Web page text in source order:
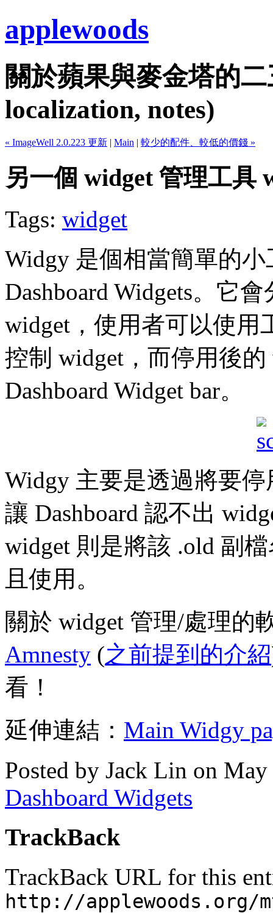
applewoods
關於蘋果與麥金塔的
localization, notes)
« ImageWell 2.0.223 更新 | Main | 較少的配件、較低的價錢 »
另一個 widget 管理工具
Tags: widget
Widgy 是個相當簡單的
Dashboard Widgets。它
widget，使用者可以使
控制 widget，而停用後
Dashboard Widget bar。
Widgy 主要是透過將要
讓 Dashboard 認不出
widget 則是將該 .old 副
且使用。
關於 widget 管理/處理的
Amnesty (之前提到的介紹
看！
延伸連結： Main Widgy
Posted by Jack Lin on
Dashboard Widgets
TrackBack
TrackBack URL for this
http://applewoods.org/